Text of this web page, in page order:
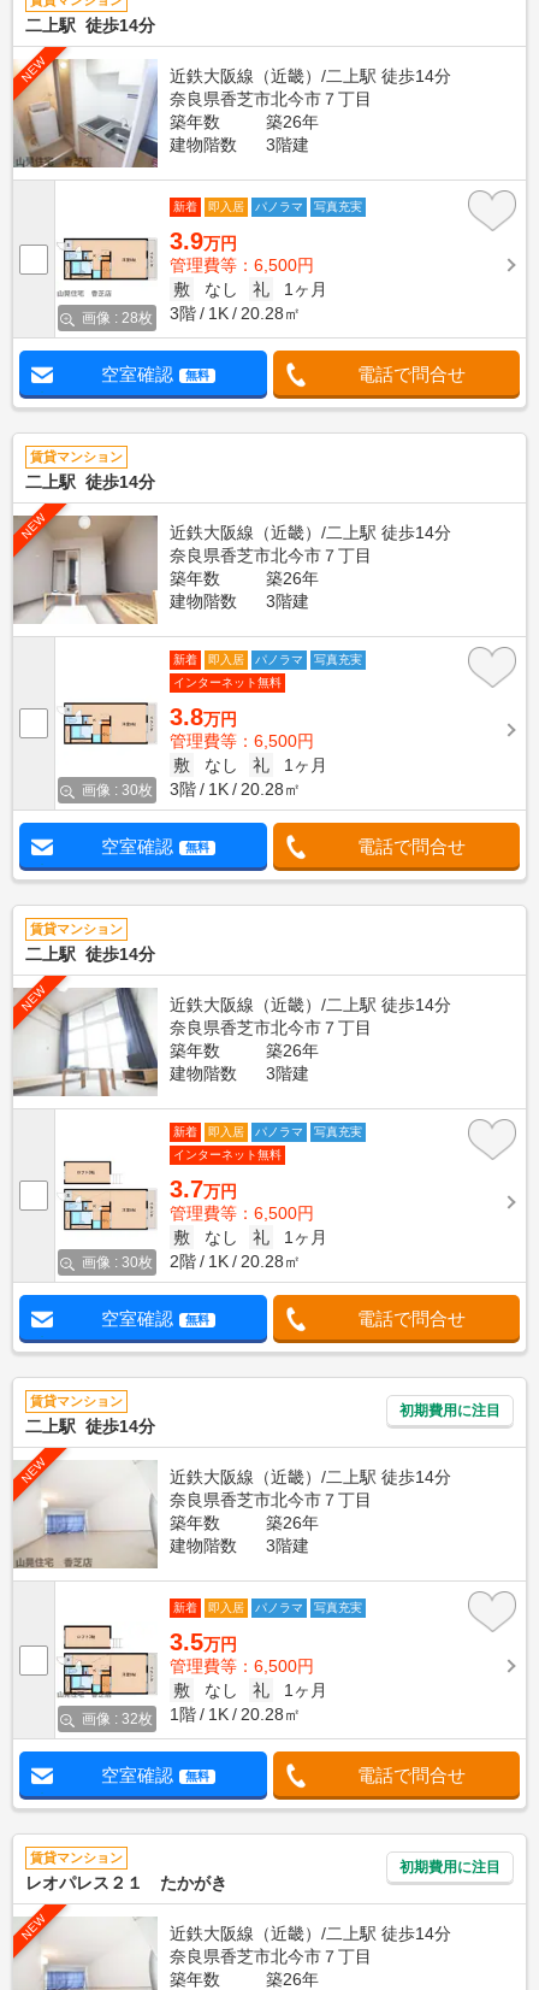
二上駅 徒歩14分
NEW
近鉄大阪線（近畿）/二上駅 徒歩14分
奈良県香芝市北今市７丁目
築年数
築26年
建物階数
3階建
画像 : 28枚
新着 即入居 パノラマ 写真充実
3.9万円
管理費等：6,500円
敷
なし 礼
1ヶ月
3階
1K 20.28㎡
空室確認 無料 電話で問合せ
賃貸マンション
二上駅 徒歩14分
NEW
近鉄大阪線（近畿）/二上駅 徒歩14分
奈良県香芝市北今市７丁目
築年数
築26年
建物階数
3階建
画像 : 30枚
新着 即入居 パノラマ
写真充実
インターネット無料
3.8万円
管理費等：6,500円
敷
なし 礼
1ヶ月
3階
1K 20.28㎡
空室確認 無料 電話で問合せ
賃貸マンション
二上駅 徒歩14分
NEW
近鉄大阪線（近畿）/二上駅 徒歩14分
奈良県香芝市北今市７丁目
築年数
築26年
建物階数
3階建
画像 : 30枚
新着 即入居 パノラマ
写真充実
インターネット無料
3.7万円
管理費等：6,500円
敷
なし 礼
1ヶ月
2階
1K 20.28㎡
空室確認 無料 電話で問合せ
賃貸マンション
二上駅 徒歩14分
初期費用に注目
NEW
近鉄大阪線（近畿）/二上駅 徒歩14分
奈良県香芝市北今市７丁目
築年数
築26年
建物階数
3階建
画像 : 32枚
新着 即入居 パノラマ 写真充実
3.5万円
管理費等：6,500円
敷
なし 礼
1ヶ月
1階
1K 20.28㎡
空室確認 無料 電話で問合せ
賃貸マンション
レオパレス２１ たかがき
初期費用に注目
NEW
近鉄大阪線（近畿）/二上駅 徒歩14分
奈良県香芝市北今市７丁目
築年数
築26年